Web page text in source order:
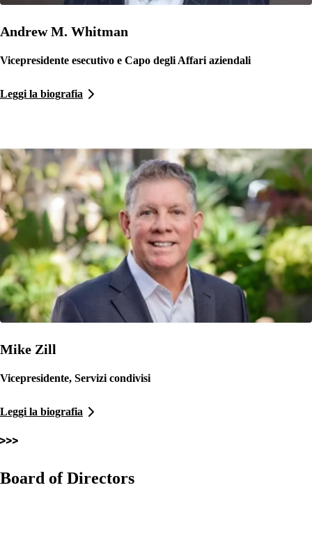
Andrew M. Whitman
Vicepresidente esecutivo e Capo degli Affari aziendali
Leggi la biografia
Mike Zill
Vicepresidente, Servizi condivisi
Leggi la biografia
Board of Directors